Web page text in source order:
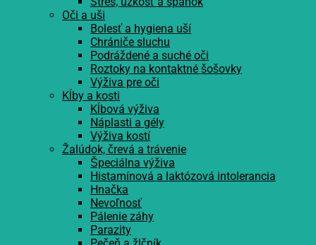
Oči a uši
Bolesť a hygiena uší
Chrániče sluchu
Podráždené a suché oči
Roztoky na kontaktné šošovky
Výživa pre oči
Kĺby a kosti
Kĺbová výživa
Náplasti a gély
Výživa kostí
Žalúdok, črevá a trávenie
Špeciálna výživa
Histamínová a laktózová intolerancia
Hnačka
Nevoľnosť
Pálenie záhy
Parazity